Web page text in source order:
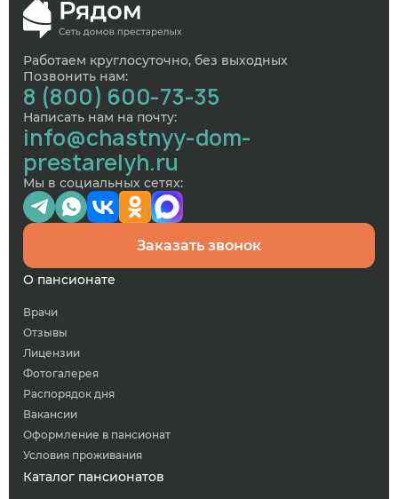
Работаем круглосуточно, без выходных
Позвонить нам:
8 (800) 600-73-35
Написать нам на почту:
info@chastnyy-dom-
prestarelyh.ru
Мы в социальных сетях:
Заказать звонок
О пансионате
Врачи
Отзывы
Лицензии
Фотогалерея
Распорядок дня
Вакансии
Оформление в пансионат
Условия проживания
Каталог пансионатов